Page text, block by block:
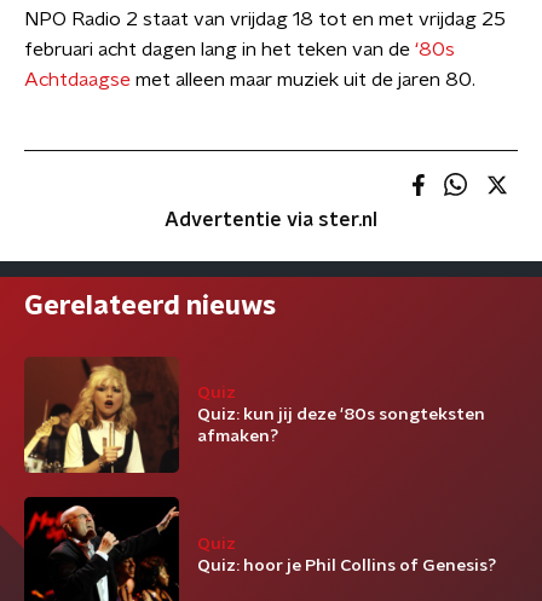
NPO Radio 2 staat van vrijdag 18 tot en met vrijdag 25
februari acht dagen lang in het teken van de ‘80s
Achtdaagse met alleen maar muziek uit de jaren 80.
Advertentie via ster.nl
Gerelateerd nieuws
Quiz
Quiz: kun jij deze '80s songteksten
afmaken?
Quiz
Quiz: hoor je Phil Collins of Genesis?